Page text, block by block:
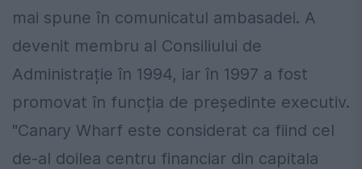
mai spune în comunicatul ambasadei. A
devenit membru al Consiliului de
Administrație în 1994, iar în 1997 a fost
promovat în funcția de preşedinte executiv.
"Canary Wharf este considerat ca fiind cel
de-al doilea centru financiar din capitala